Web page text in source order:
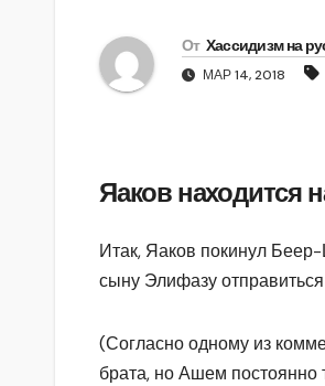
От Хассидизм на
МАР 14, 2018
Яаков находится
Итак, Яаков покинул
сыну Элифазу
(Согласно одному из
брата, но Ашем постоянно